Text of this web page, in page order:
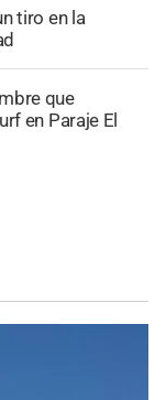
tiro en la
que
en Paraje El